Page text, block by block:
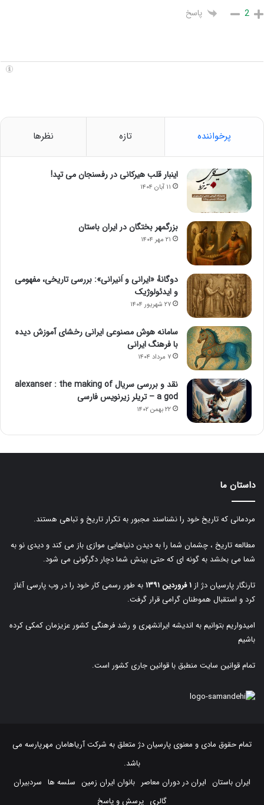
2 پاسخ
پرخواننده تازه نظرها
اینبار قلب هیرکانی در رفسنجان می تپد!
۱۱ آبان ۱۴۰۴
بزرگمهر بختگان در ایران باستان
۲۱ مهر ۱۴۰۴
دوگانهٔ «ایرانی و اَنیرانی»: بررسی تاریخی، مفهومی
و ایدئولوژیک
۲۷ شهریور ۱۴۰۴
سامانه هوش مصنوعی ایرانی رخشای آموزش دیده
با فرهنگ ایرانی
۷ مرداد ۱۴۰۴
نقد و بررسی سریال alexanser : the making of
a god – تریلر زیرنویس فارسی
۲۲ بهمن ۱۴۰۲
داستان ما
مردمانی که تاریخ خود را نشناسند مجبور به تکرار تاریخ و تباهی هستند.
مطالعه تاریخ ، چشمان شما را به دیدن دنیاهایی موازی باز می کند و دیدی نو به
شما می بخشد به گونه ای که حتی بینش شما دچار دگرگونی می شود.
تارنگار پارسیان دژ از۱ فروردین ۱۳۹۱
به طور رسمی کار خود را در وب پارسی آغاز
کرد و استقبال هموطنان گرامی قرار گرفت.
امیدواریم بتوانیم به اندیشه ایرانشهری و رشد فرهنگی کشور عزیزمان کمکی کرده
باشیم
تمام قوانین سایت منطبق با قوانین جاری کشور است.
تمام حقوق مادی و معنوی پارسیان دژ متعلق به شرکت آریاهامان مهرپارسه می
باشد.
ایران باستان ایران در دوران معاصر بانوان ایران زمین سلسه ها سردبیران
گالری پرسش و پاسخ